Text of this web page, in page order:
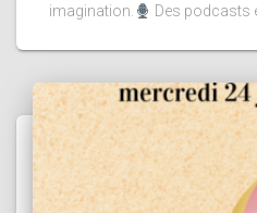
imagination.
Des podcasts